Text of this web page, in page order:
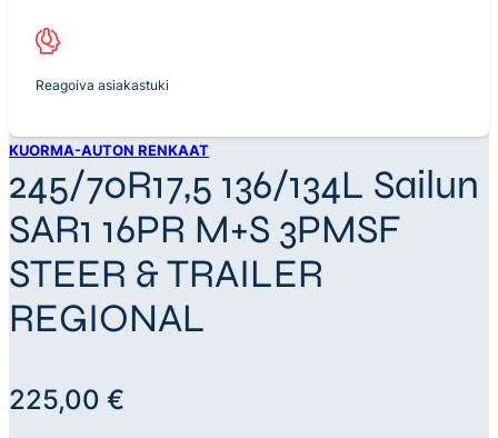
Reagoiva asiakastuki
KUORMA-AUTON RENKAAT
245/70R17,5 136/134L Sailun
SAR1 16PR M+S 3PMSF
STEER & TRAILER
REGIONAL
225,00 €